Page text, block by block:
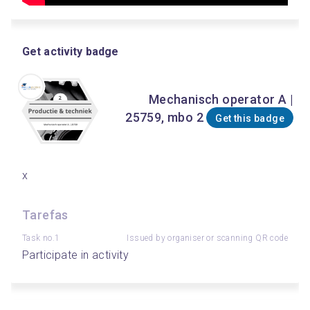
Get activity badge
Mechanisch operator A |
25759, mbo 2
Get this badge
x
Tarefas
Task no.1 Issued by organiser or scanning QR code
Participate in activity